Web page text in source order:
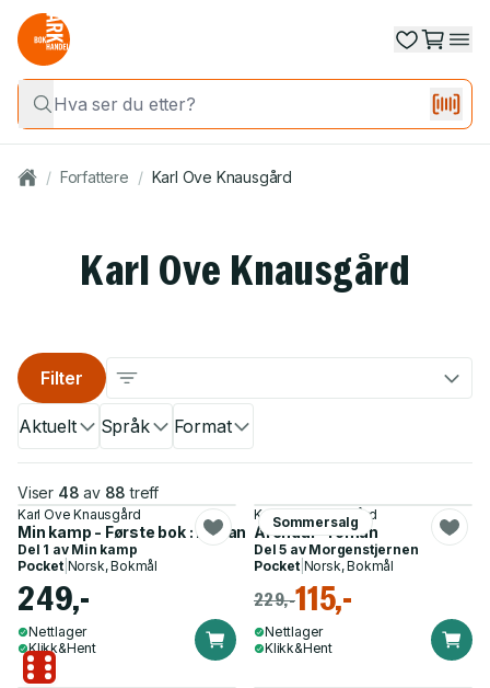
/ Forfattere / Karl Ove Knausgård
Karl Ove Knausgård
Aktuelt Språk Format
Filter
Viser 48 av 88 treff
Karl Ove Knausgård
Min kamp - Første bok : roman
Del 1 av Min kamp
Pocket| Norsk, Bokmål
249,-
Nettlager
Klikk&Hent
Sommersalg
Karl Ove Knausgård
Arendal - roman
Del 5 av Morgenstjernen
Pocket| Norsk, Bokmål
229,-115,-
Nettlager
Klikk&Hent